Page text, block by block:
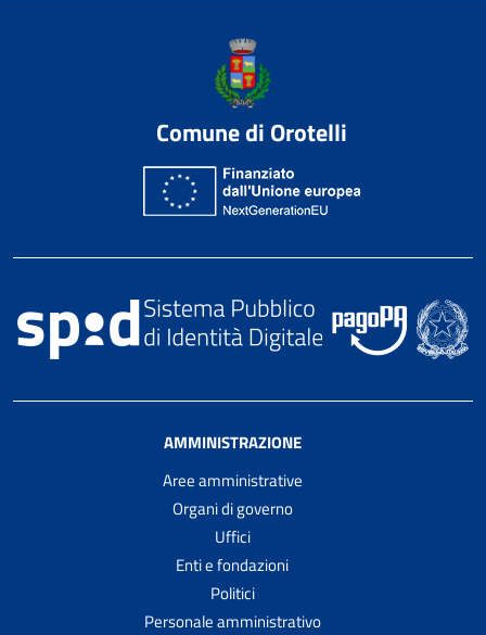
Comune di Orotelli
AMMINISTRAZIONE
Aree amministrative
Organi di governo
Uffici
Enti e fondazioni
Politici
Personale amministrativo